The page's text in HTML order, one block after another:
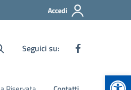
Accedi
Seguici su: